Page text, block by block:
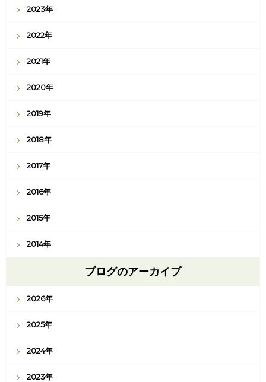
2023年
2022年
2021年
2020年
2019年
2018年
2017年
2016年
2015年
2014年
ブログのアーカイブ
2026年
2025年
2024年
2023年